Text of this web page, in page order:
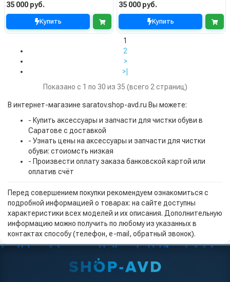
35 000 руб.
Купить
35 000 руб.
Купить
1
2
>
>|
Показано с 1 по 30 из 35 (всего 2 страниц)
В интернет-магазине saratov.shop-avd.ru Вы можете:
- Купить аксессуары и запчасти для чистки обуви в
Саратове с доставкой
- Узнать цены на аксессуары и запчасти для чистки
обуви: стоиомсть низкая
- Произвести оплату заказа банковской картой или
оплатив счёт
Перед совершением покупки рекомендуем ознакомиться с
подробной информацией о товарах: на сайте доступны
характеристики всех моделей и их описания. Дополнительную
информацию можно получить по любому из указанных в
контактах способу (телефон, e-mail, обратный звонок).